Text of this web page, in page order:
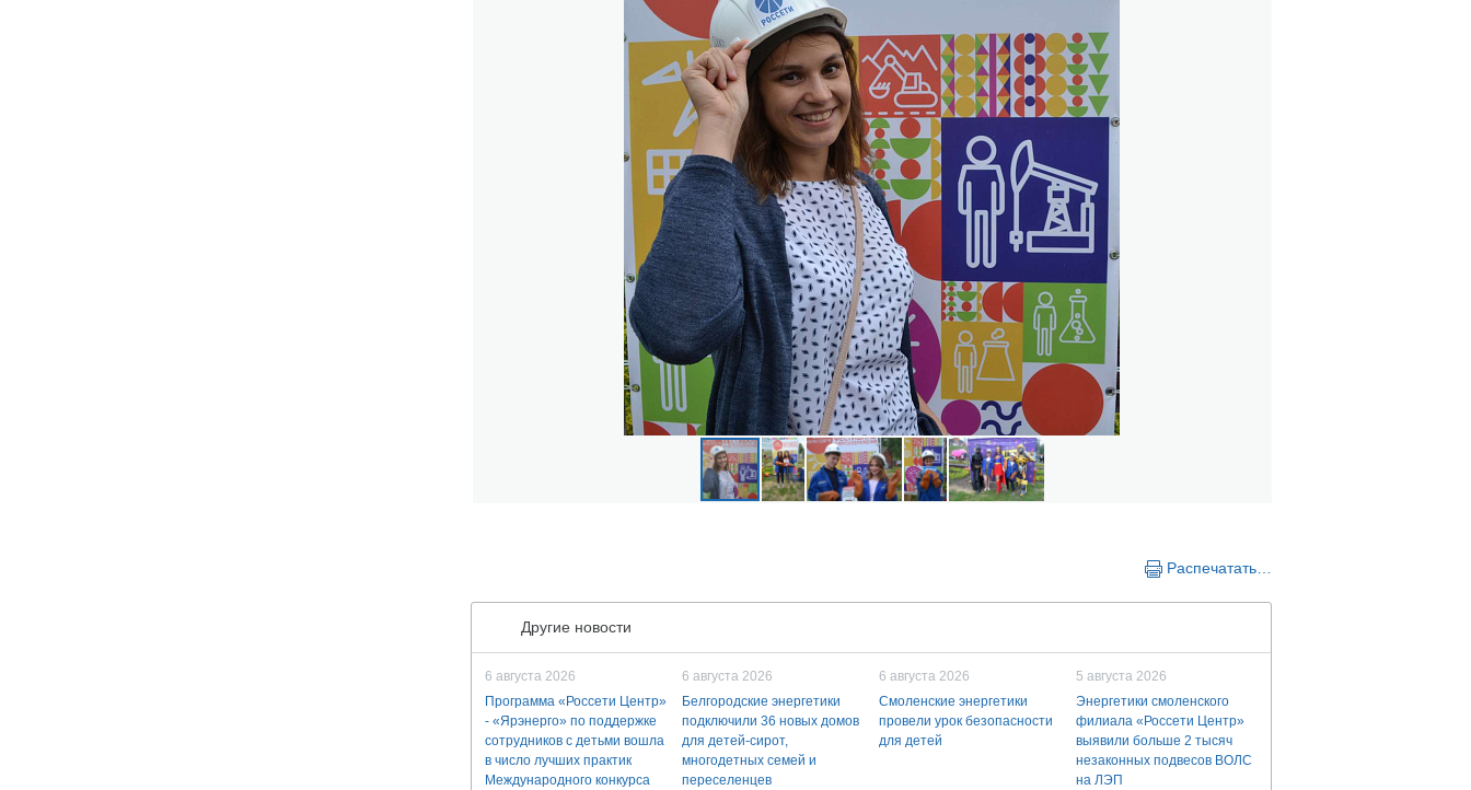
Распечатать…
Другие новости
6 августа 2026
Программа «Россети Центр»
- «Ярэнерго» по поддержке
сотрудников с детьми вошла
в число лучших практик
Международного конкурса
6 августа 2026
Белгородские энергетики
подключили 36 новых домов
для детей-сирот,
многодетных семей и
переселенцев
6 августа 2026
Смоленские энергетики
провели урок безопасности
для детей
5 августа 2026
Энергетики смоленского
филиала «Россети Центр»
выявили больше 2 тысяч
незаконных подвесов ВОЛС
на ЛЭП